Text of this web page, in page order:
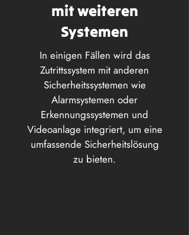
mit weiteren
Systemen
In einigen Fällen wird das
Zutrittssystem mit anderen
Sicherheitssystemen wie
Alarmsystemen oder
Erkennungssystemen und
Videoanlage integriert, um eine
umfassende Sicherheitslösung
zu bieten.